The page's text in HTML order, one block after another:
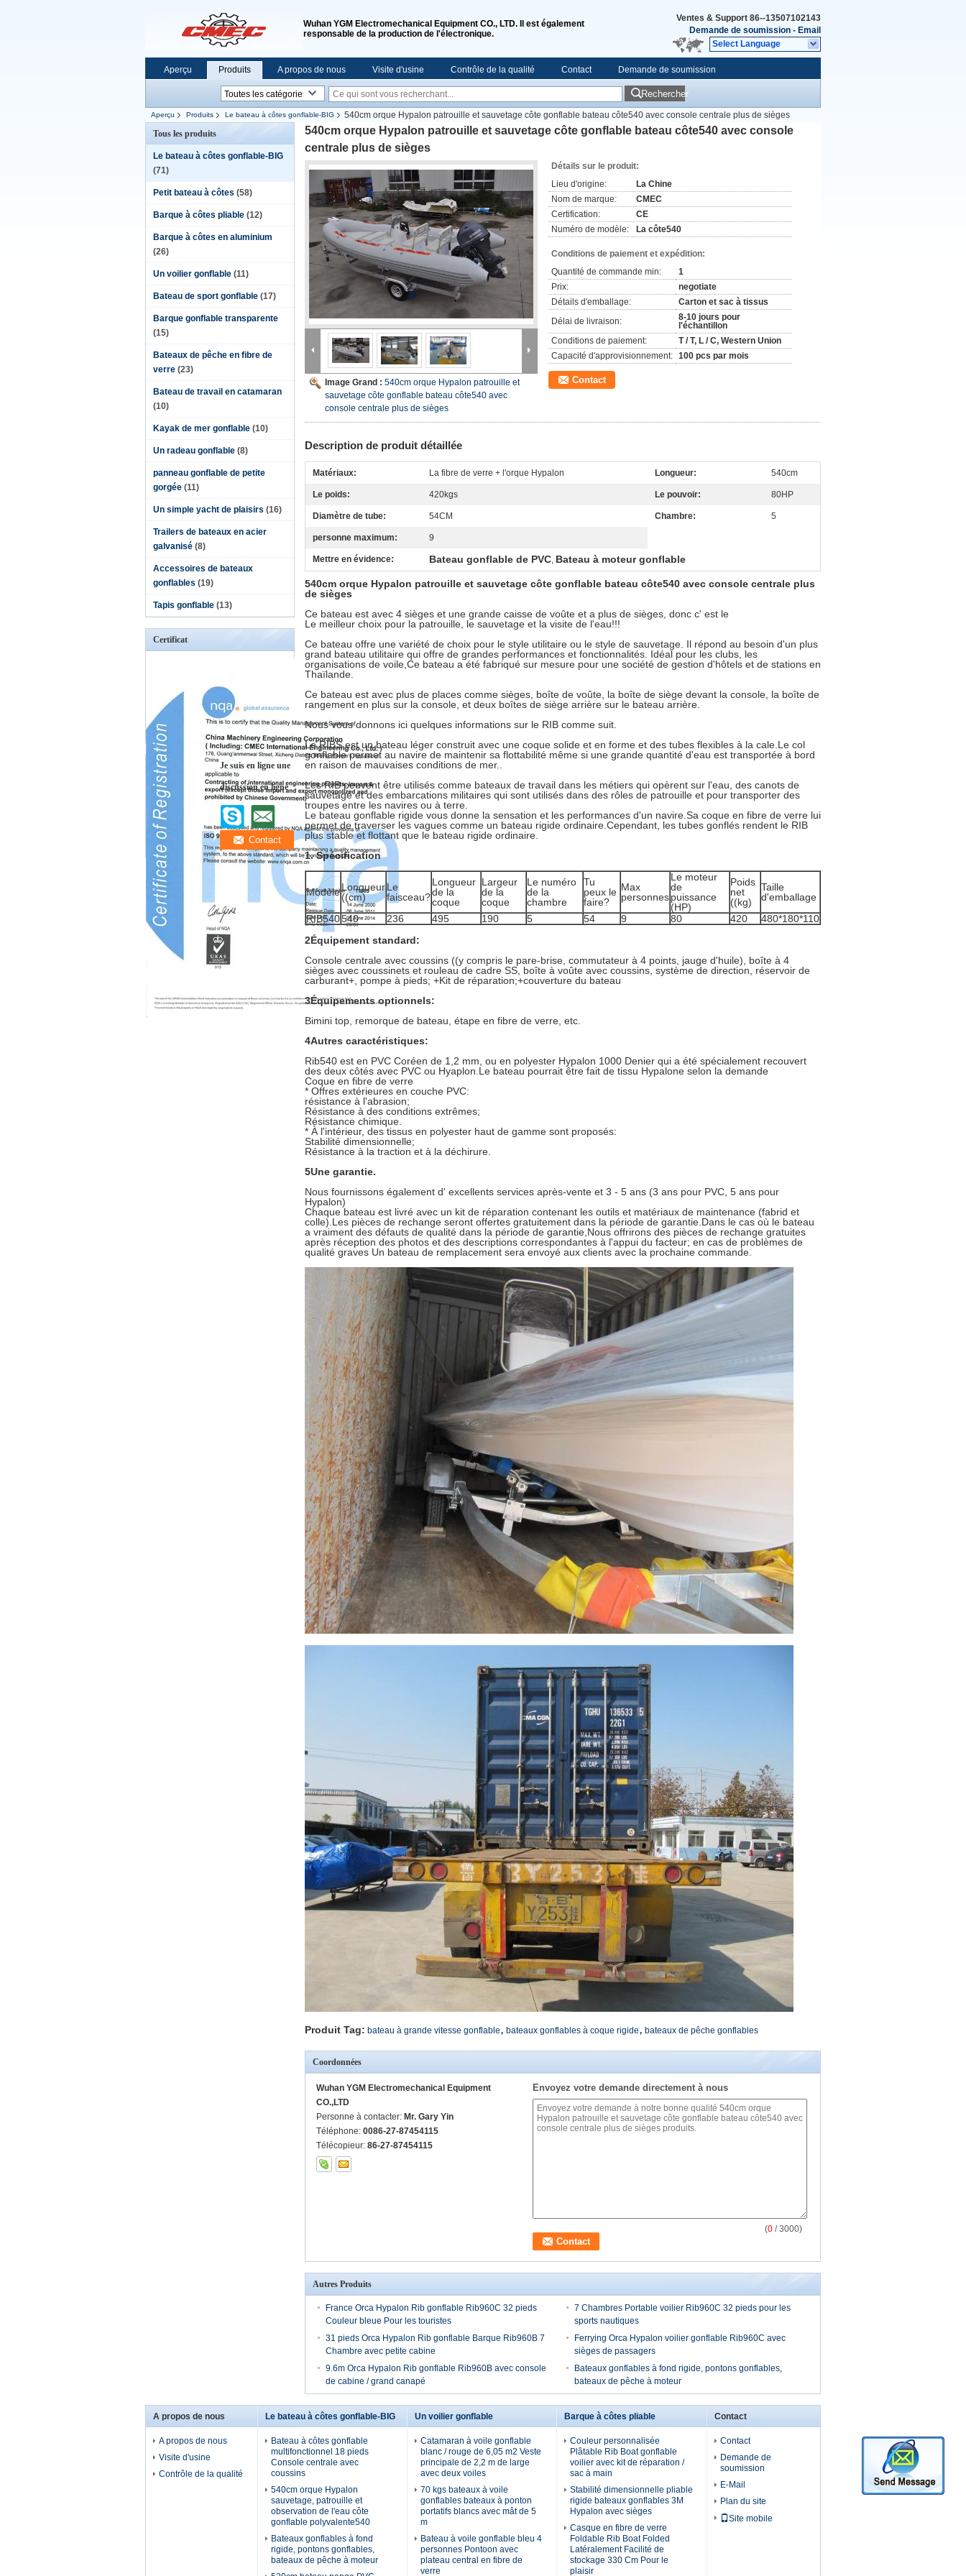
Wuhan YGM Electromechanical Equipment CO., LTD. Il est également
responsable de la production de l'électronique.
Ventes & Support 86--13507102143
Demande de soumission - Email
Select Language
Aperçu Produits A propos de nous Visite d'usine Contrôle de la qualité Contact Demande de soumission
Rechercher
Aperçu Produits Le bateau à côtes gonflable-BIG
540cm orque Hypalon patrouille et sauvetage côte gonflable bateau côte540 avec console centrale plus de sièges
Tous les produits
Le bateau à côtes gonflable-BIG
(71)
Petit bateau à côtes (58)
Barque à côtes pliable (12)
Barque à côtes en aluminium
(26)
Un voilier gonflable (11)
Bateau de sport gonflable (17)
Barque gonflable transparente
(15)
Bateaux de pêche en fibre de
verre (23)
Bateau de travail en catamaran
(10)
Kayak de mer gonflable (10)
Un radeau gonflable (8)
panneau gonflable de petite
gorgée (11)
Un simple yacht de plaisirs (16)
Trailers de bateaux en acier
galvanisé (8)
Accessoires de bateaux
gonflables (19)
Tapis gonflable (13)
Certificat
Je suis en ligne une
discussion en ligne
540cm orque Hypalon patrouille et sauvetage côte gonflable bateau côte540 avec console
centrale plus de sièges
Image Grand : 540cm orque Hypalon patrouille et
sauvetage côte gonflable bateau côte540 avec
console centrale plus de sièges
Détails sur le produit:
Lieu d'origine:
La Chine
Nom de marque:
CMEC
Certification:
CE
Numéro de modèle:
La côte540
Conditions de paiement et expédition:
Quantité de commande min:
1
Prix:
negotiate
Détails d'emballage:
Carton et sac à tissus
Délai de livraison:
8-10 jours pour
l'échantillon
Conditions de paiement:
T / T, L / C, Western Union
Capacité d'approvisionnement: 100 pcs par mois
Contact
Description de produit détaillée
Matériaux: La fibre de verre + l'orque Hypalon Longueur: 540cm
Le poids: 420kgs Le pouvoir: 80HP
Diamètre de tube: 54CM Chambre: 5
personne maximum: 9
Mettre en évidence: Bateau gonflable de PVC, Bateau à moteur gonflable
540cm orque Hypalon patrouille et sauvetage côte gonflable bateau côte540 avec console centrale plus
de sièges
Ce bateau est avec 4 sièges et une grande caisse de voûte et a plus de sièges, donc c' est le
Le meilleur choix pour la patrouille, le sauvetage et la visite de l'eau!!!
Ce bateau offre une variété de choix pour le style utilitaire ou le style de sauvetage. Il répond au besoin d'un plus
grand bateau utilitaire qui offre de grandes performances et fonctionnalités. Idéal pour les clubs, les
organisations de voile,Ce bateau a été fabriqué sur mesure pour une société de gestion d'hôtels et de stations en
Thaïlande.
Ce bateau est avec plus de places comme sièges, boîte de voûte, la boîte de siège devant la console, la boîte de
rangement en plus sur la console, et deux boîtes de siège arrière sur le bateau arrière.
Nous vous donnons ici quelques informations sur le RIB comme suit.
Le RIBS est un bateau léger construit avec une coque solide et en forme et des tubes flexibles à la cale.Le col
gonflable permet au navire de maintenir sa flottabilité même si une grande quantité d'eau est transportée à bord
en raison de mauvaises conditions de mer..
Les RIB peuvent être utilisés comme bateaux de travail dans les métiers qui opèrent sur l'eau, des canots de
sauvetage et des embarcations militaires qui sont utilisés dans des rôles de patrouille et pour transporter des
troupes entre les navires ou à terre.
Le bateau gonflable rigide vous donne la sensation et les performances d'un navire.Sa coque en fibre de verre lui
permet de traverser les vagues comme un bateau rigide ordinaire.Cependant, les tubes gonflés rendent le RIB
plus stable et flottant que le bateau rigide ordinaire.
1. Spécification
ModèleLongueur
((cm)
Le
faisceau?
Longueur
de la
coque
Largeur
de la
coque
Le numéro
de la
chambre
Tu
peux le
faire?
Max
personnes
Le moteur
de
puissance
(HP)
Poids
net
((kg)
Taille
d'emballage
RIB540540 236 495 190 5 54 9 80 420
480*180*110
2Équipement standard:
Console centrale avec coussins ((y compris le pare-brise, commutateur à 4 points, jauge d'huile), boîte à 4
sièges avec coussinets et rouleau de cadre SS, boîte à voûte avec coussins, système de direction, réservoir de
carburant+, pompe à pieds; +Kit de réparation;+couverture du bateau
3Équipements optionnels:
Bimini top, remorque de bateau, étape en fibre de verre, etc.
4Autres caractéristiques:
Rib540 est en PVC Coréen de 1,2 mm, ou en polyester Hypalon 1000 Denier qui a été spécialement recouvert
des deux côtés avec PVC ou Hyaplon.Le bateau pourrait être fait de tissu Hypalone selon la demande
Coque en fibre de verre
* Offres extérieures en couche PVC:
résistance à l'abrasion;
Résistance à des conditions extrêmes;
Résistance chimique.
* À l'intérieur, des tissus en polyester haut de gamme sont proposés:
Stabilité dimensionnelle;
Résistance à la traction et à la déchirure.
5Une garantie.
Nous fournissons également d' excellents services après-vente et 3 - 5 ans (3 ans pour PVC, 5 ans pour
Hypalon)
Chaque bateau est livré avec un kit de réparation contenant les outils et matériaux de maintenance (fabrid et
colle).Les pièces de rechange seront offertes gratuitement dans la période de garantie.Dans le cas où le bateau
a vraiment des défauts de qualité dans la période de garantie,Nous offrirons des pièces de rechange gratuites
après réception des photos et des descriptions correspondantes à l'appui du facteur; en cas de problèmes de
qualité graves Un bateau de remplacement sera envoyé aux clients avec la prochaine commande.
Produit Tag: bateau à grande vitesse gonflable, bateaux gonflables à coque rigide, bateaux de pêche gonflables
Coordonnées
Wuhan YGM Electromechanical Equipment
CO.,LTD
Personne à contacter: Mr. Gary Yin
Téléphone: 0086-27-87454115
Télécopieur: 86-27-87454115
Envoyez votre demande directement à nous
(0 / 3000)
Autres Produits
France Orca Hypalon Rib gonflable Rib960C 32 pieds
Couleur bleue Pour les touristes
7 Chambres Portable voilier Rib960C 32 pieds pour les
sports nautiques
31 pieds Orca Hypalon Rib gonflable Barque Rib960B 7
Chambre avec petite cabine
Ferrying Orca Hypalon voilier gonflable Rib960C avec
sièges de passagers
9.6m Orca Hypalon Rib gonflable Rib960B avec console
de cabine / grand canapé
Bateaux gonflables à fond rigide, pontons gonflables,
bateaux de pêche à moteur
A propos de nous
A propos de nous
Visite d'usine
Contrôle de la qualité
Le bateau à côtes gonflable-BIG
Bateau à côtes gonflable
multifonctionnel 18 pieds
Console centrale avec
coussins
540cm orque Hypalon
sauvetage, patrouille et
observation de l'eau côte
gonflable polyvalente540
Bateaux gonflables à fond
rigide, pontons gonflables,
bateaux de pêche à moteur
Un voilier gonflable
Catamaran à voile gonflable
blanc / rouge de 6,05 m2 Veste
principale de 2,2 m de large
avec deux voiles
70 kgs bateaux à voile
gonflables bateaux à ponton
portatifs blancs avec mât de 5
m
Bateau à voile gonflable bleu 4
personnes Pontoon avec
plateau central en fibre de
verre
Barque à côtes pliable
Couleur personnalisée
Plâtable Rib Boat gonflable
voilier avec kit de réparation /
sac à main
Stabilité dimensionnelle pliable
rigide bateaux gonflables 3M
Hypalon avec sièges
Casque en fibre de verre
Foldable Rib Boat Folded
Latéralement Facilité de
stockage 330 Cm Pour le
plaisir
Contact
Contact
Demande de
soumission
E-Mail
Plan du site
Site mobile